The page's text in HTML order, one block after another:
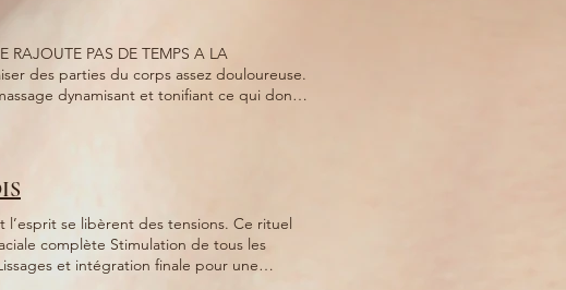
RAJOUTE PAS DE TEMPS A LA
se libèrent des tensions. Ce rituel
complète Stimulation de tous les
et intégration finale pour une